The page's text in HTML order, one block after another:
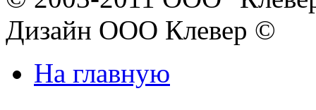
Дизайн ООО Клевер ©
На главную